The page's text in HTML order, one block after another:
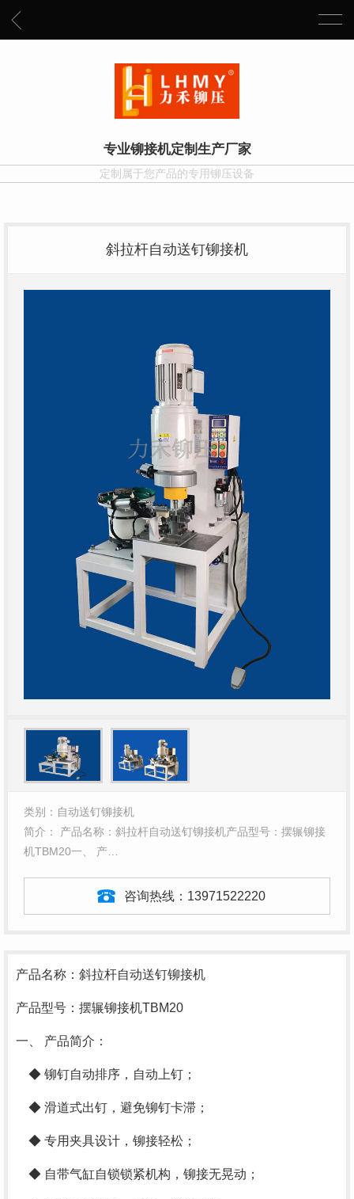
专业铆接机定制生产厂家
定制属于您产品的专用铆压设备
斜拉杆自动送钉铆接机
类别：自动送钉铆接机
简介： 产品名称：斜拉杆自动送钉铆接机产品型号：摆辗铆接
机TBM20一、 产…
咨询热线： 13971522220
产品名称：斜拉杆自动送钉铆接机
产品型号：摆辗铆接机TBM20
一、 产品简介：
◆ 铆钉自动排序，自动上钉；
◆ 滑道式出钉，避免铆钉卡滞；
◆ 专用夹具设计，铆接轻松；
◆ 自带气缸自锁锁紧机构，铆接无晃动；